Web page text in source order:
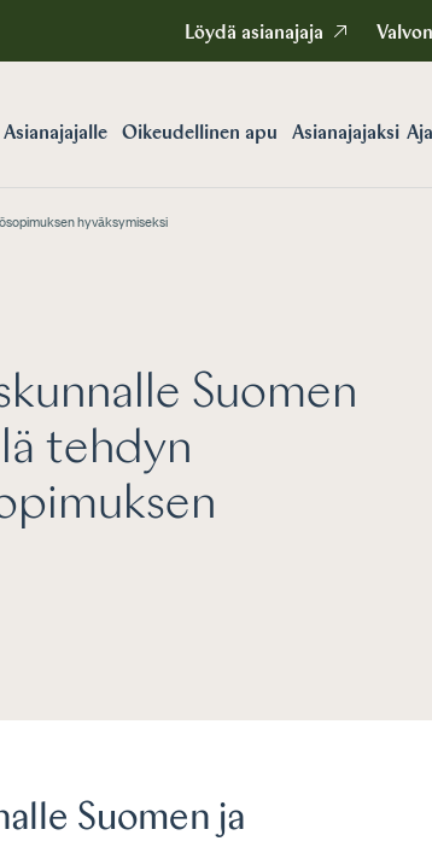
Löydä asianajaja
Asianajajalle Oikeudellinen apu Asianajajaksi
hyväksymiseksi
Suomen
tehdyn
Suomen ja